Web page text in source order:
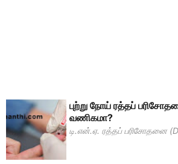
புற்று நோய் ரத்தப்
வணிகமா?
டி.என்.ஏ. ரத்தப் பரிசோதனை